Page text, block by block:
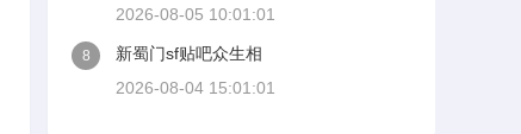
2026-08-05 10:01:01
8
新蜀门sf贴吧众生相
2026-08-04 15:01:01